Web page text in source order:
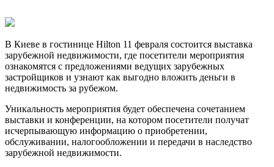
В Киеве в гостинице Hilton 11 февраля состоится выставка
зарубежной недвижимости, где посетители мероприятия
ознакомятся с предложениями ведущих зарубежных
застройщиков и узнают как выгодно вложить деньги в
недвижимость за рубежом.
Уникальность мероприятия будет обеспечена сочетанием
выставки и конференции, на котором посетители получат
исчерпывающую информацию о приобретении,
обслуживании, налогообложении и передачи в наследство
зарубежной недвижимости.